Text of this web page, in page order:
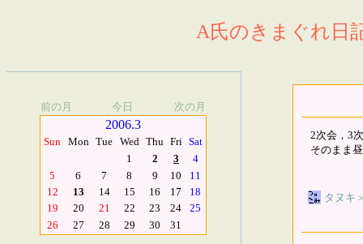
A氏のきまぐれ日
前の月 今日 次の月
2006.3
Sun Mon Tue Wed Thu Fri Sat
1
2 3
4
5
6 7 8 9 10
11
12
13 14 15 16 17
18
19
20 21 22 23 24
25
26
27 28 29 30 31
2次会，3
そのまま
タヌキ